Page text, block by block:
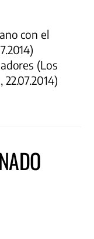
con el
(Los
22.07.2014)